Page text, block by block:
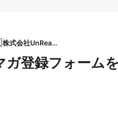
株式会社UnReact
登録フォーム